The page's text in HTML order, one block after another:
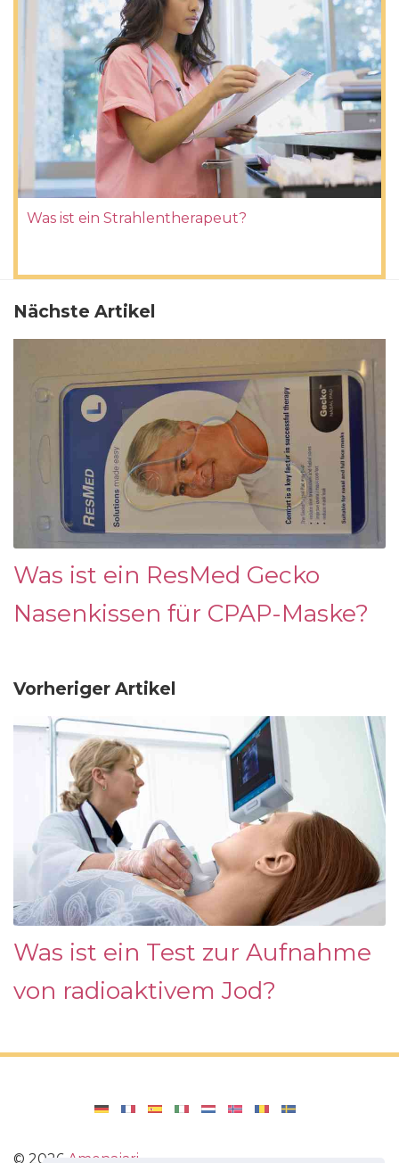
Was ist ein Strahlentherapeut?
Nächste Artikel
Was ist ein ResMed Gecko
Nasenkissen für CPAP-Maske?
Vorheriger Artikel
Was ist ein Test zur Aufnahme
von radioaktivem Jod?
© 2026 Amenajari